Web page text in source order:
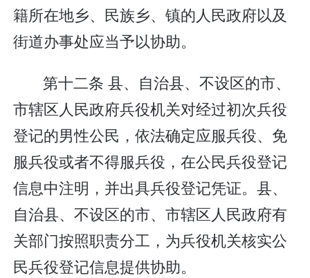
籍所在地乡、民族乡、镇的人民政府以及
街道办事处应当予以协助。
第十二条 县、自治县、不设区的市、
市辖区人民政府兵役机关对经过初次兵役
登记的男性公民，依法确定应服兵役、免
服兵役或者不得服兵役，在公民兵役登记
信息中注明，并出具兵役登记凭证。县、
自治县、不设区的市、市辖区人民政府有
关部门按照职责分工，为兵役机关核实公
民兵役登记信息提供协助。